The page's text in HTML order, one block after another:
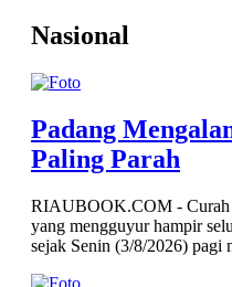
Nasional
Padang
Paling Parah
RIAUBOOK.COM - Curah
yang mengguyur hampir
sejak Senin (3/8/2026)